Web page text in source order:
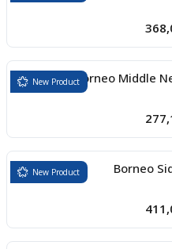
New ProductBorneo Middle
New Product Borneo